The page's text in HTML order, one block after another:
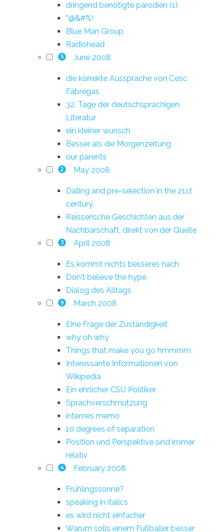
dringend benötigte parodien (1)
*@&#%!
Blue Man Group
Radiohead
5 June 2008
die korrekte Aussprache von Cesc
Fàbregas
32. Tage der deutschsprachigen
Literatur
ein kleiner wunsch
Besser als die Morgenzeitung
our parents
2 May 2008
Dating and pre-selection in the 21st
century.
Reisserische Geschichten aus der
Nachbarschaft, direkt von der Quelle
3 April 2008
Es kommt nichts besseres nach
Don't believe the hype
Dialog des Alltags
9 March 2008
Eine Frage der Zuständigkeit
why oh why
Things that make you go hmmmm
Interessante Informationen von
Wikipedia
Ein ehrlicher CSU Politiker
Sprachverschmutzung
internes memo
10 degrees of separation
Position und Perspektive sind immer
relativ
4 February 2008
Frühlingssonne?
speaking in italics
es wird nicht einfacher
Warum solls einem Fußballer besser